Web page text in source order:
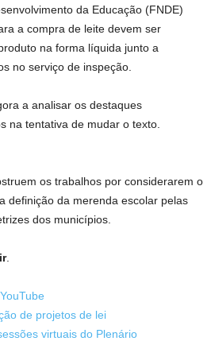
da Educação (FNDE)
a compra de leite devem ser
na forma líquida junto a
no serviço de inspeção.
a analisar os destaques
na tentativa de mudar o texto.
os trabalhos por considerarem o
definição da merenda escolar pelas
dos municípios.
.
de projetos de lei
virtuais do Plenário